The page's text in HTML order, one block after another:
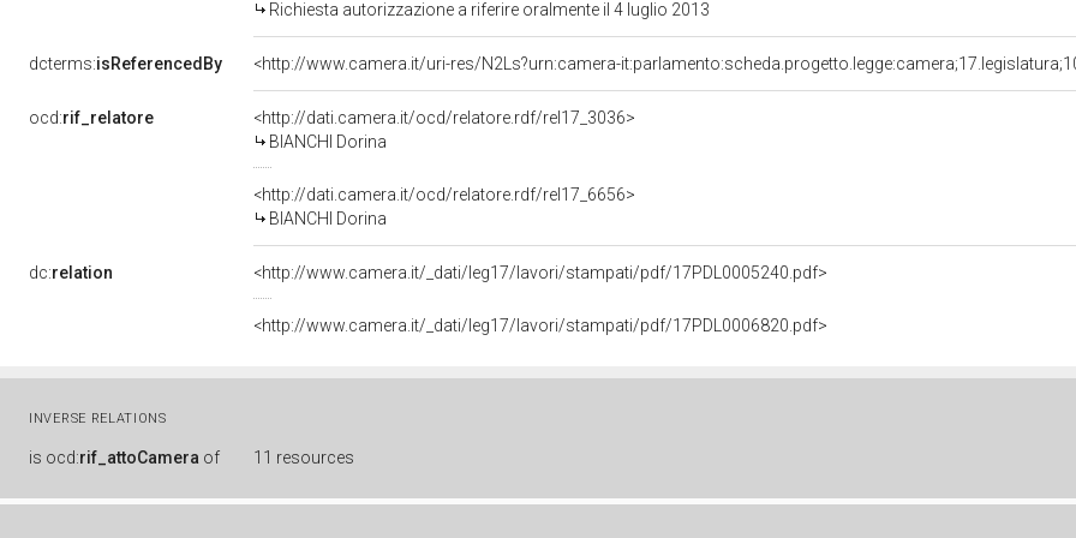
Richiesta autorizzazione a riferire oralmente il 4 luglio 2013
dcterms:isReferencedBy <http://www.camera.it/uri-res/N2Ls?urn:camera-
ocd:rif_relatore
<http://dati.camera.it/ocd/relatore.rdf/rel17_3036>
BIANCHI Dorina
<http://dati.camera.it/ocd/relatore.rdf/rel17_6656>
BIANCHI Dorina
dc:relation <http://www.camera.it/_dati/leg17/lavori/stampati/pdf/17PDL0005240.pdf>
<http://www.camera.it/_dati/leg17/lavori/stampati/pdf/17PDL0006820.pdf>
INVERSE RELATIONS
is ocd:rif_attoCamera of 11 resources